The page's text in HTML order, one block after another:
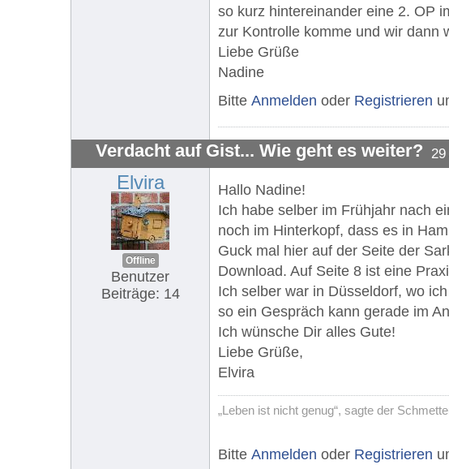
so kurz hintereinander eine 2. OP
zur Kontrolle komme und wir dann
Liebe Grüße
Nadine
Bitte Anmelden oder Registrieren
Verdacht auf Gist... Wie geht es weiter?
Elvira
Offline
Benutzer
Beiträge: 14
Hallo Nadine!
Ich habe selber im Frühjahr nach
noch im Hinterkopf, dass es in
Guck mal hier auf der Seite der
Download. Auf Seite 8 ist eine
Ich selber war in Düsseldorf, wo
so ein Gespräch kann gerade im
Ich wünsche Dir alles Gute!
Liebe Grüße,
Elvira
„Leben ist nicht genug“, sagte der
Bitte Anmelden oder Registrieren